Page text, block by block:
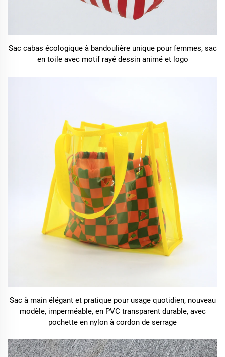
Sac cabas écologique à bandoulière unique pour femmes, sac
en toile avec motif rayé dessin animé et logo
Sac à main élégant et pratique pour usage quotidien, nouveau
modèle, imperméable, en PVC transparent durable, avec
pochette en nylon à cordon de serrage